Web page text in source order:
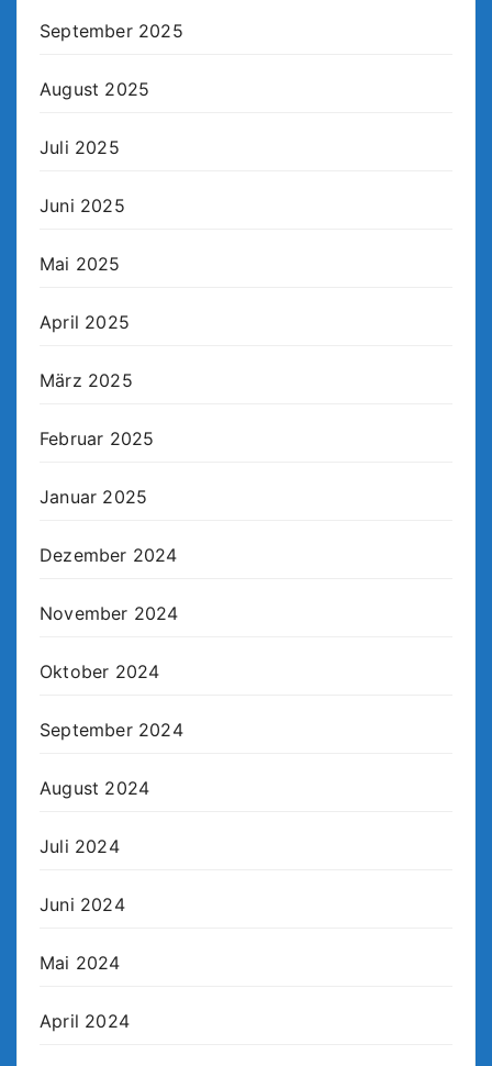
September 2025
August 2025
Juli 2025
Juni 2025
Mai 2025
April 2025
März 2025
Februar 2025
Januar 2025
Dezember 2024
November 2024
Oktober 2024
September 2024
August 2024
Juli 2024
Juni 2024
Mai 2024
April 2024